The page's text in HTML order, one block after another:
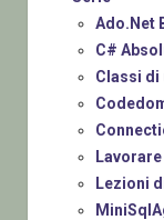
Ado.Net
C#
Classi di
Lezioni